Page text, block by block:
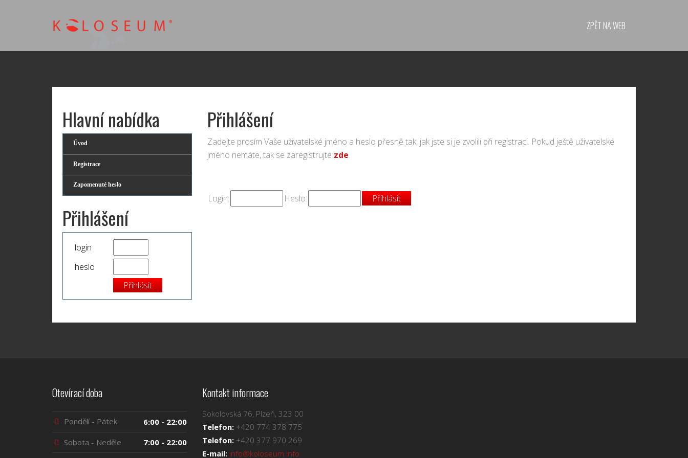
ZPĚT NA WEB
Hlavní nabídka
Úvod
Registrace
Zapomenuté heslo
Přihlášení
login
heslo
Přihlášení
Zadejte prosím Vaše uživatelské jméno a heslo přesně tak, jak jste si je zvolili při registraci. Pokud ještě uživatelské
jméno nemáte, tak se zaregistrujte zde.
Login: Heslo:
Otevírací doba
Pondělí - Pátek
6:00 - 22:00
Sobota - Neděle
7:00 - 22:00
Kontakt informace
Sokolovská 76, Plzeň, 323 00
Telefon: +420 774 378 775
Telefon: +420 377 970 269
E-mail: info@koloseum.info